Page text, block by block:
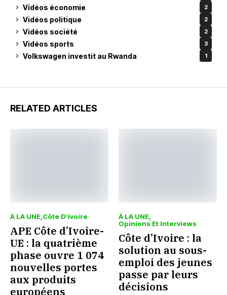
Vidéos économie 2
Vidéos politique 2
Vidéos société 2
Vidéos sports 3
Volkswagen investit au Rwanda 1
RELATED ARTICLES
À LA UNE Côte D’ivoire
APE Côte d’Ivoire-
UE : la quatrième
phase ouvre 1 074
nouvelles portes
aux produits
européens
À LA UNE
Opinions Et Interviews
Côte d’Ivoire : la
solution au sous-
emploi des jeunes
passe par leurs
décisions